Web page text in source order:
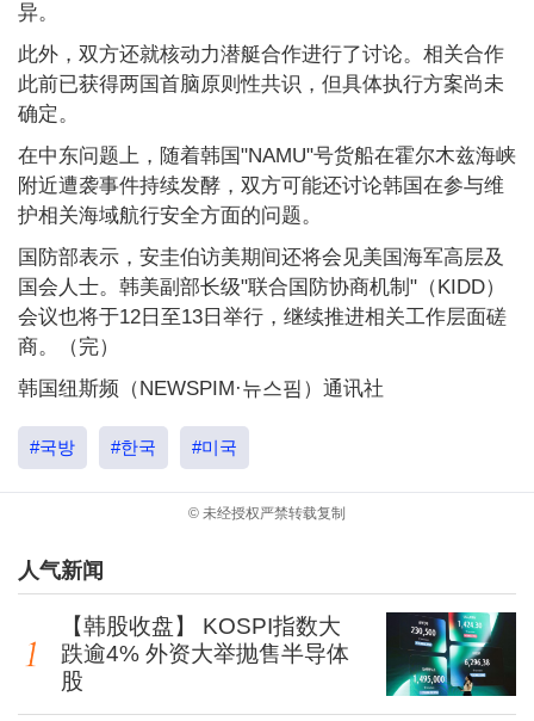
异。
此外，双方还就核动力潜艇合作进行了讨论。相关合作
此前已获得两国首脑原则性共识，但具体执行方案尚未
确定。
在中东问题上，随着韩国"NAMU"号货船在霍尔木兹海峡
附近遭袭事件持续发酵，双方可能还讨论韩国在参与维
护相关海域航行安全方面的问题。
国防部表示，安圭伯访美期间还将会见美国海军高层及
国会人士。韩美副部长级"联合国防协商机制"（KIDD）
会议也将于12日至13日举行，继续推进相关工作层面磋
商。（完）
韩国纽斯频（NEWSPIM·뉴스핌）通讯社
#국방 #한국 #미국
© 未经授权严禁转载复制
人气新闻
【韩股收盘】 KOSPI指数大
跌逾4% 外资大举抛售半导体
股